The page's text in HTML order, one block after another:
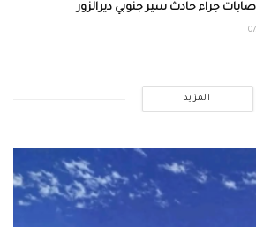
جراء حادث سير جنوبي ديرالزور
المزيد